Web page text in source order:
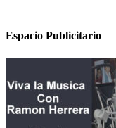
Espacio Publicitario